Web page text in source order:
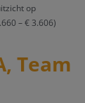
op
– € 3.606)
Team